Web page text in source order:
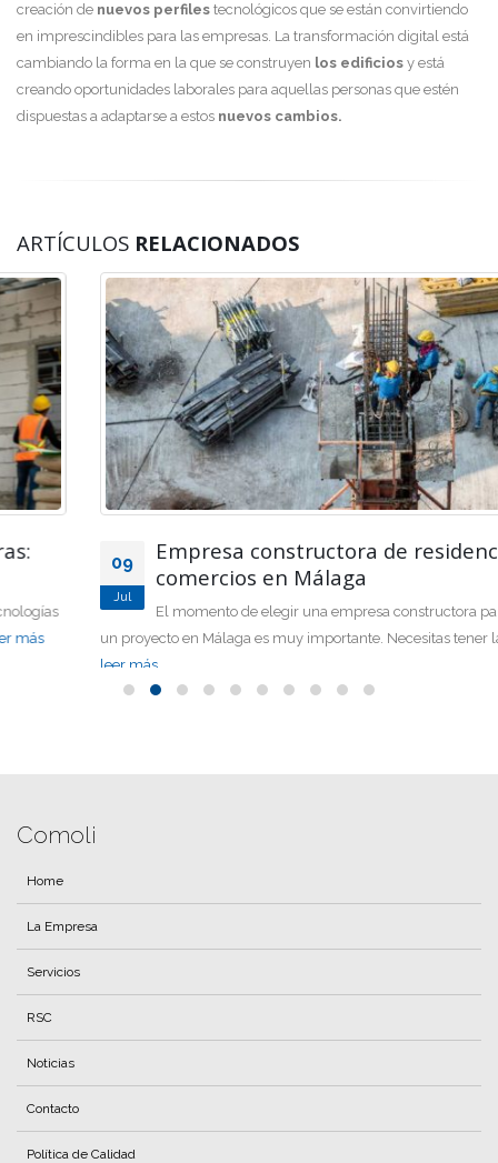
creación de nuevos perfiles tecnológicos que se están convirtiendo
en imprescindibles para las empresas. La transformación digital está
cambiando la forma en la que se construyen los edificios y está
creando oportunidades laborales para aquellas personas que estén
dispuestas a adaptarse a estos nuevos cambios.
ARTÍCULOS RELACIONADOS
09
Empresa constructora de residencias y
comercios en Málaga
El momento de elegir una empresa constructora para hacer
un proyecto en Málaga es muy importante. Necesitas tener la...
Home
La Empresa
Servicios
RSC
Noticias
Contacto